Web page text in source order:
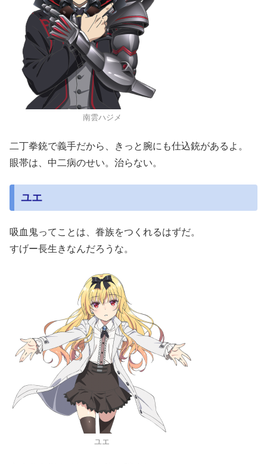
南雲ハジメ
二丁拳銃で義手だから、きっと腕にも仕込銃があるよ。
眼帯は、中二病のせい。治らない。
ユエ
吸血鬼ってことは、眷族をつくれるはずだ。
すげー長生きなんだろうな。
ユエ